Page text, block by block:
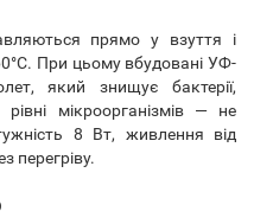
прямо у взуття і
При цьому вбудовані УФ-
який знищує бактерії,
мікроорганізмів — не
8 Вт, живлення від
перегріву.